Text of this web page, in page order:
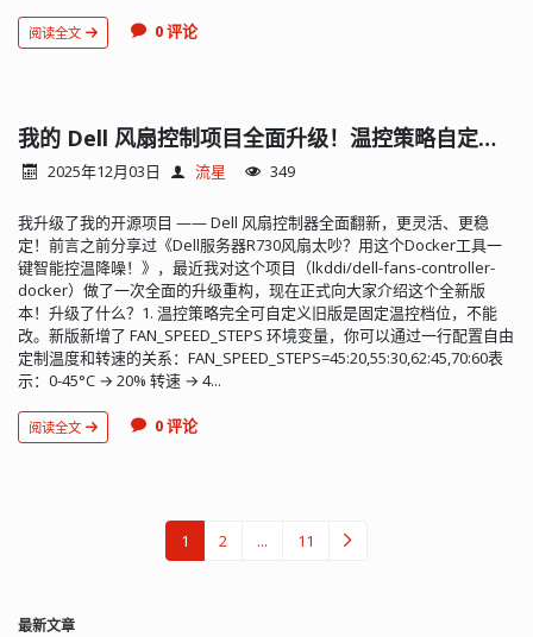
阅读全文 0 评论
我的 Dell 风扇控制项目全面升级！温控策略自定义、Docker Compose 支持、更安全更稳定
2025年12月03日 流星 349
我升级了我的开源项目 —— Dell 风扇控制器全面翻新，更灵活、更稳
定！前言之前分享过《Dell服务器R730风扇太吵？用这个Docker工具一
键智能控温降噪！》，最近我对这个项目（lkddi/dell-fans-controller-
docker）做了一次全面的升级重构，现在正式向大家介绍这个全新版
本！升级了什么？1. 温控策略完全可自定义旧版是固定温控档位，不能
改。新版新增了 FAN_SPEED_STEPS 环境变量，你可以通过一行配置自由
定制温度和转速的关系：FAN_SPEED_STEPS=45:20,55:30,62:45,70:60表
示：0-45°C → 20% 转速 → 4...
阅读全文 0 评论
1 2 ... 11
最新文章